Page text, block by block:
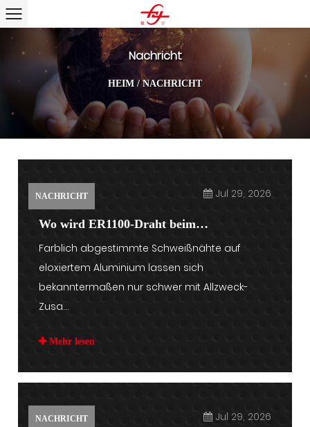
Nachricht
HEIM /NACHRICHT
NACHRICHT Jul 29, 2026
Wo wird ER1100-Draht beim
Aluminiumschweißen und in industriellen
Anwendungen verwendet?
Farblich abgestimmte Schweißnähte auf
eloxiertem Aluminium lassen sich
bekanntermaßen nur schwer mit Allzweck-
Zusa...
Mehr lesen
NACHRICHT Jul 29, 2026